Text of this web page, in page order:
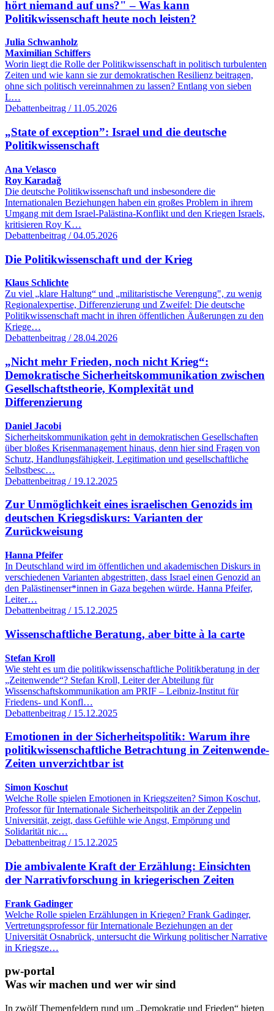
hört niemand auf uns?" – Was kann
Politikwissenschaft heute noch leisten?
Julia Schwanholz
Maximilian Schiffers
Worin liegt die Rolle der Politikwissenschaft in politisch turbulenten
Zeiten und wie kann sie zur demokratischen Resilienz beitragen,
ohne sich politisch vereinnahmen zu lassen? Entlang von sieben
L…
Debattenbeitrag / 11.05.2026
„State of exception”: Israel und die deutsche
Politikwissenschaft
Ana Velasco
Roy Karadağ
Die deutsche Politikwissenschaft und insbesondere die
Internationalen Beziehungen haben ein großes Problem in ihrem
Umgang mit dem Israel-Palästina-Konflikt und den Kriegen Israels,
kritisieren Roy K…
Debattenbeitrag / 04.05.2026
Die Politikwissenschaft und der Krieg
Klaus Schlichte
Zu viel „klare Haltung“ und „militaristische Verengung", zu wenig
Regionalexpertise, Differenzierung und Zweifel: Die deutsche
Politikwissenschaft macht in ihren öffentlichen Äußerungen zu den
Kriege…
Debattenbeitrag / 28.04.2026
„Nicht mehr Frieden, noch nicht Krieg“:
Demokratische Sicherheitskommunikation zwischen
Gesellschaftstheorie, Komplexität und
Differenzierung
Daniel Jacobi
Sicherheitskommunikation geht in demokratischen Gesellschaften
über bloßes Krisenmanagement hinaus, denn hier sind Fragen von
Schutz, Handlungsfähigkeit, Legitimation und gesellschaftliche
Selbstbesc…
Debattenbeitrag / 19.12.2025
Zur Unmöglichkeit eines israelischen Genozids im
deutschen Kriegsdiskurs: Varianten der
Zurückweisung
Hanna Pfeifer
In Deutschland wird im öffentlichen und akademischen Diskurs in
verschiedenen Varianten abgestritten, dass Israel einen Genozid an
den Palästinenser*innen in Gaza begehen würde. Hanna Pfeifer,
Leiter…
Debattenbeitrag / 15.12.2025
Wissenschaftliche Beratung, aber bitte à la carte
Stefan Kroll
Wie steht es um die politikwissenschaftliche Politikberatung in der
„Zeitenwende“? Stefan Kroll, Leiter der Abteilung für
Wissenschaftskommunikation am PRIF – Leibniz-Institut für
Friedens- und Konfl…
Debattenbeitrag / 15.12.2025
Emotionen in der Sicherheitspolitik: Warum ihre
politikwissenschaftliche Betrachtung in Zeitenwende-
Zeiten unverzichtbar ist
Simon Koschut
Welche Rolle spielen Emotionen in Kriegszeiten? Simon Koschut,
Professor für Internationale Sicherheitspolitik an der Zeppelin
Universität, zeigt, dass Gefühle wie Angst, Empörung und
Solidarität nic…
Debattenbeitrag / 15.12.2025
Die ambivalente Kraft der Erzählung: Einsichten
der Narrativforschung in kriegerischen Zeiten
Frank Gadinger
Welche Rolle spielen Erzählungen in Kriegen? Frank Gadinger,
Vertretungsprofessor für Internationale Beziehungen an der
Universität Osnabrück, untersucht die Wirkung politischer Narrative
in Kriegsze…
pw-portal
Was wir machen und wer wir sind
In zwölf Themenfeldern rund um „Demokratie und Frieden“ bieten